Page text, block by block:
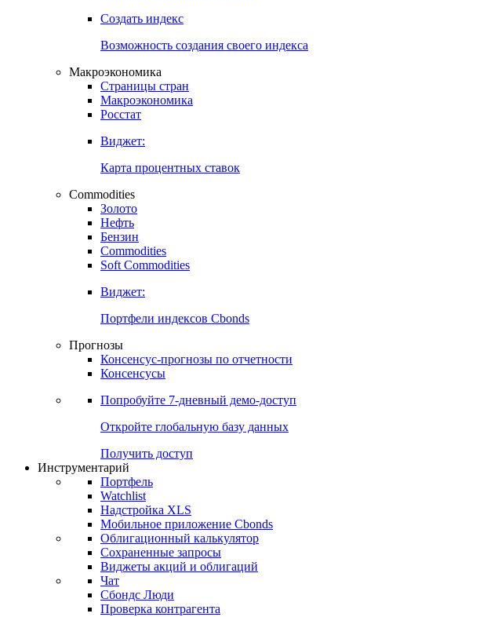
Создать индекс
Возможность создания своего индекса
Макроэкономика
Страницы стран
Макроэкономика
Росстат
Виджет:
Карта процентных ставок
Commodities
Золото
Нефть
Бензин
Commodities
Soft Commodities
Виджет:
Портфели индексов Cbonds
Прогнозы
Консенсус-прогнозы по отчетности
Консенсусы
Попробуйте 7-дневный демо-доступ
Откройте глобальную базу данных
Получить доступ
Инструментарий
Портфель
Watchlist
Надстройка XLS
Мобильное приложение Cbonds
Облигационный калькулятор
Сохраненные запросы
Виджеты акций и облигаций
Чат
Сбондс Люди
Проверка контрагента